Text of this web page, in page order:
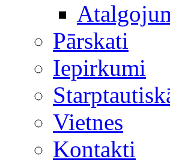
Pārskati
Iepirkumi
Vietnes
Kontakti